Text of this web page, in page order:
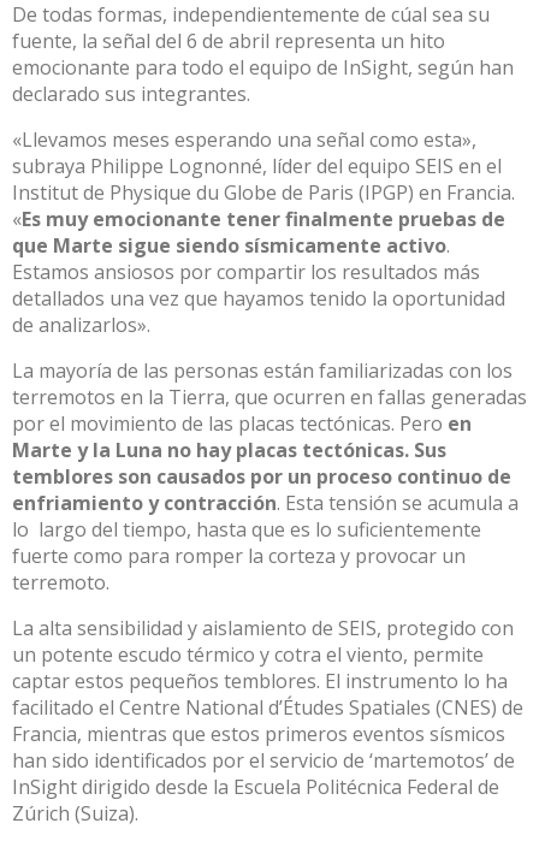
De todas formas, independientemente de cúal sea su
fuente, la señal del 6 de abril representa un hito
emocionante para todo el equipo de InSight, según han
declarado sus integrantes.
«Llevamos meses esperando una señal como esta»,
subraya Philippe Lognonné, líder del equipo SEIS en el
Institut de Physique du Globe de Paris (IPGP) en Francia.
«Es muy emocionante tener finalmente pruebas de
que Marte sigue siendo sísmicamente activo.
Estamos ansiosos por compartir los resultados más
detallados una vez que hayamos tenido la oportunidad
de analizarlos».
La mayoría de las personas están familiarizadas con los
terremotos en la Tierra, que ocurren en fallas generadas
por el movimiento de las placas tectónicas. Pero en
Marte y la Luna no hay placas tectónicas. Sus
temblores son causados ​​por un proceso continuo de
enfriamiento y contracción. Esta tensión se acumula a
lo largo del tiempo, hasta que es lo suficientemente
fuerte como para romper la corteza y provocar un
terremoto.
La alta sensibilidad y aislamiento de SEIS, protegido con
un potente escudo térmico y cotra el viento, permite
captar estos pequeños temblores. El instrumento lo ha
facilitado el Centre National d’Études Spatiales (CNES) de
Francia, mientras que estos primeros eventos sísmicos
han sido identificados por el servicio de ‘martemotos’ de
InSight dirigido desde la Escuela Politécnica Federal de
Zúrich (Suiza).